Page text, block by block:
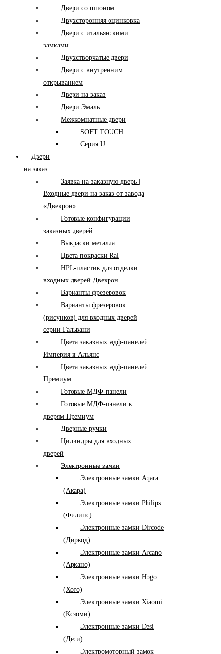
Двери со шпоном
Двухсторонняя оцинковка
Двери с итальянскими
замками
Двухстворчатые двери
Двери с внутренним
открыванием
Двери на заказ
Двери Эмаль
Межкомнатные двери
SOFT TOUCH
Серия U
Двери
на заказ
Заявка на заказную дверь |
Входные двери на заказ от завода
«Двекрон»
Готовые конфигурации
заказных дверей
Выкраски металла
Цвета покраски Ral
HPL-пластик для отделки
входных дверей Двекрон
Варианты фрезеровок
Варианты фрезеровок
(рисунков) для входных дверей
серии Гальвани
Цвета заказных мдф-панелей
Империя и Альянс
Цвета заказных мдф-панелей
Премиум
Готовые МДФ-панели
Готовые МДФ-панели к
дверям Премиум
Дверные ручки
Цилиндры для входных
дверей
Электронные замки
Электронные замки Aqara
(Акара)
Электронные замки Philips
(Филипс)
Электронные замки Dircode
(Диркод)
Электронные замки Arcano
(Аркано)
Электронные замки Hogo
(Хого)
Электронные замки Xiaomi
(Ксяоми)
Электронные замки Desi
(Деси)
Электромоторный замок